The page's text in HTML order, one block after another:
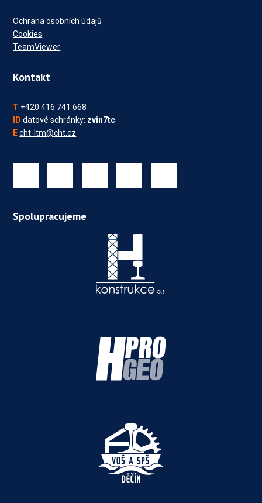
Ochrana osobních údajů
Cookies
TeamViewer
Kontakt
T +420 416 741 668
ID datové schránky: zvin7tc
E cht-ltm@cht.cz
Spolupracujeme